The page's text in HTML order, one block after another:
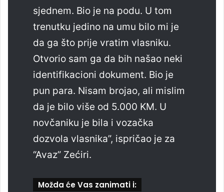
sjednem. Bio je na podu. U tom
trenutku jedino na umu bilo mi je
da ga što prije vratim vlasniku.
Otvorio sam ga da bih našao neki
identifikacioni dokument. Bio je
pun para. Nisam brojao, ali mislim
da je bilo više od 5.000 KM. U
novčaniku je bila i vozačka
dozvola vlasnika”, ispričao je za
“Avaz” Zećiri.
Možda će Vas zanimati i: